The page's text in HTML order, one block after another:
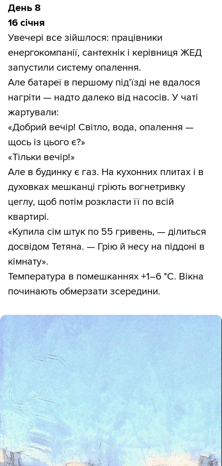
День 8
16 січня
Увечері все зійшлося: працівники
енергокомпанії, сантехнік і керівниця ЖЕД
запустили систему опалення.
Але батареї в першому під’їзді не вдалося
нагріти — надто далеко від насосів. У чаті
жартували:
«Добрий вечір! Світло, вода, опалення —
щось із цього є?»
«Тільки вечір!»
Але в будинку є газ. На кухонних плитах і в
духовках мешканці гріють вогнетривку
цеглу, щоб потім розкласти її по всій
квартирі.
«Купила сім штук по 55 гривень, — ділиться
досвідом Тетяна. — Грію й несу на піддоні в
кімнату».
Температура в помешканнях +1–6 °С. Вікна
починають обмерзати зсередини.